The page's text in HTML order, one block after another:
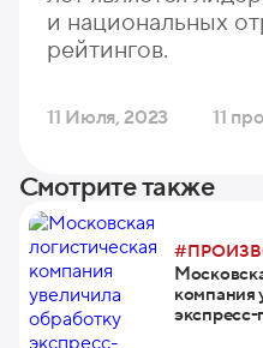
и национальных
рейтингов.
11 Июля, 2023 11
Смотрите также
компания
экспресс-